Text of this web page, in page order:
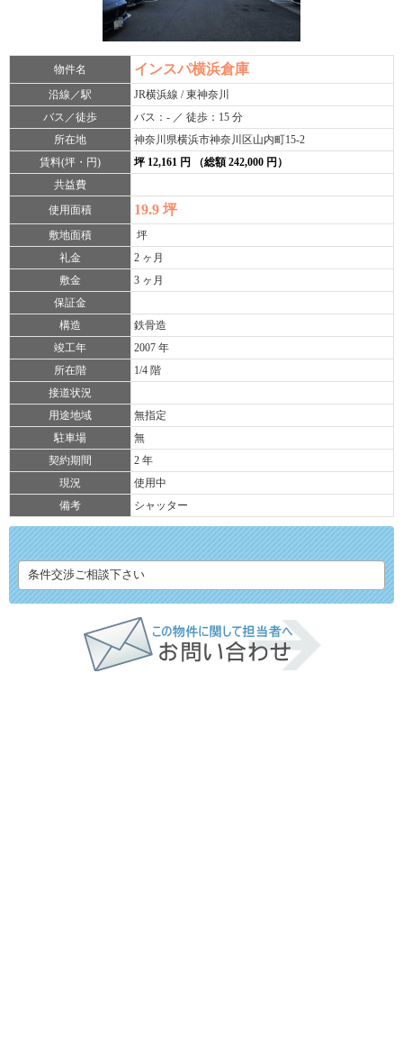
物件名 インスパ横浜倉庫
沿線／駅
JR横浜線 / 東神奈川
バス／徒歩
バス：- ／ 徒歩：15 分
所在地
神奈川県横浜市神奈川区山内町15-2
賃料(坪・円)
坪 12,161 円 （総額 242,000 円）
共益費
使用面積
19.9 坪
敷地面積
坪
礼金
2 ヶ月
敷金
3 ヶ月
保証金
構造
鉄骨造
竣工年
2007 年
所在階
1/4 階
接道状況
用途地域
無指定
駐車場
無
契約期間
2 年
現況
使用中
備考
シャッター
条件交渉ご相談下さい